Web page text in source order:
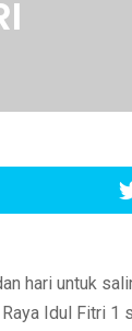
hari untuk
Idul Fitri 1